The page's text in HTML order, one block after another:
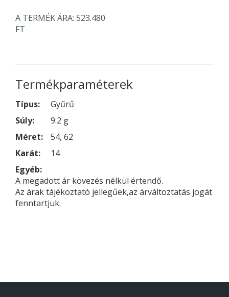
A TERMÉK ÁRA: 523.480
FT
Termékparaméterek
Típus:
Gyűrű
Súly:
9.2 g
Méret:
54, 62
Karát:
14
Egyéb:
A megadott ár kövezés nélkül értendő.
Az árak tájékoztató jellegűek,az árváltoztatás jogát
fenntartjuk.